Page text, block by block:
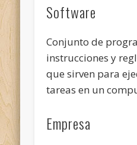
Software
Conjunto de
instrucciones y
que sirven para
tareas en un
Empresa